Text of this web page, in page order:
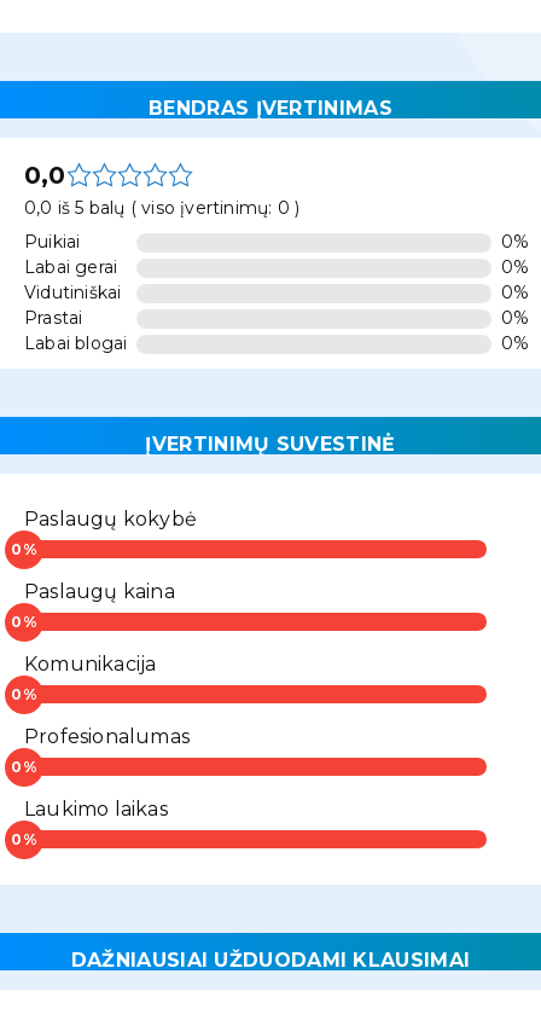
BENDRAS ĮVERTINIMAS
0,0
0,0 iš 5 balų ( viso įvertinimų: 0 )
Puikiai
0%
Labai gerai
0%
Vidutiniškai
0%
Prastai
0%
Labai blogai
0%
ĮVERTINIMŲ SUVESTINĖ
Paslaugų kokybė
Paslaugų kaina
Komunikacija
Profesionalumas
Laukimo laikas
DAŽNIAUSIAI UŽDUODAMI KLAUSIMAI